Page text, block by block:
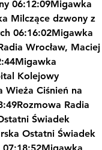
06:12:09Migawka
Milczące dzwony z
06:16:02Migawka
Wrocław, Maciej
Kolejowy
Wieża Ciśnień na
Radia
Świadek
Ostatni Świadek